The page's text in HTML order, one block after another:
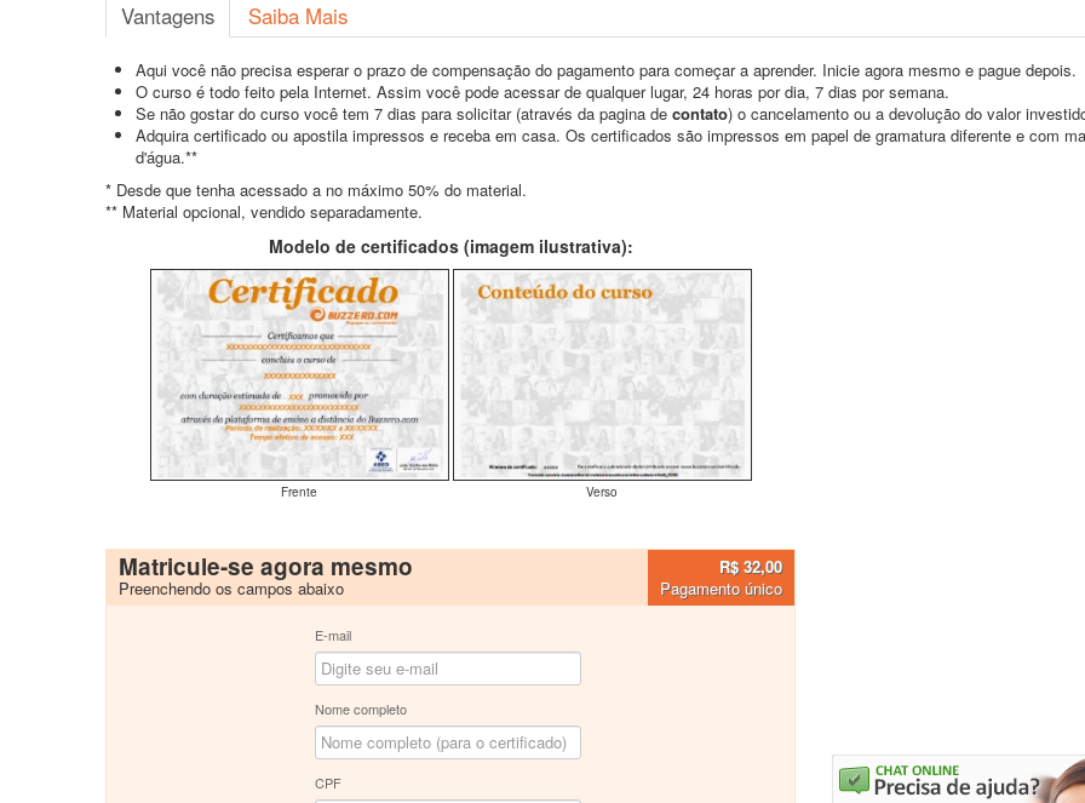
Vantagens Saiba Mais
Aqui você não precisa esperar o prazo de compensação do pagamento para começar a aprender. Inicie agora mesmo e pague depois.
O curso é todo feito pela Internet. Assim você pode acessar de qualquer lugar, 24 horas por dia, 7 dias por semana.
Se não gostar do curso você tem 7 dias para solicitar (através da pagina de contato) o cancelamento ou a devolução do valor
Adquira certificado ou apostila impressos e receba em casa. Os certificados são impressos em papel de gramatura diferente e com
d'água.**
* Desde que tenha acessado a no máximo 50% do material.
** Material opcional, vendido separadamente.
Modelo de certificados (imagem ilustrativa):
Frente Verso
Matricule-se agora mesmo
Preenchendo os campos abaixo
R$ 32,00
Pagamento único
E-mail
Nome completo
CPF